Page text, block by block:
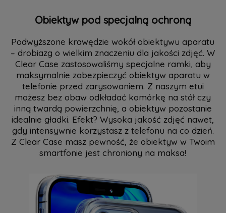
Obiektyw pod specjalną ochroną
Podwyższone krawędzie wokół obiektywu aparatu
– drobiazg o wielkim znaczeniu dla jakości zdjęć. W
Clear Case zastosowaliśmy specjalne ramki, aby
maksymalnie zabezpieczyć obiektyw aparatu w
telefonie przed zarysowaniem. Z naszym etui
możesz bez obaw odkładać komórkę na stół czy
inną twardą powierzchnię, a obiektyw pozostanie
idealnie gładki. Efekt? Wysoka jakość zdjęć nawet,
gdy intensywnie korzystasz z telefonu na co dzień.
Z Clear Case masz pewność, że obiektyw w Twoim
smartfonie jest chroniony na maksa!